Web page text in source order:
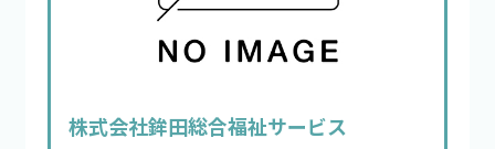
株式会社鉾田総合福祉サービス